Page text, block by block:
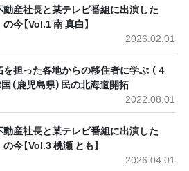
産社長と某テレビ番組に出演した
の今【Vol.1 南 真白】
2026.02.01
担った各地からの移住者に学ぶ （４
（鹿児島県）民の北海道開拓
2022.08.01
産社長と某テレビ番組に出演した
の今【Vol.3 桃瀬 とも】
2026.04.01